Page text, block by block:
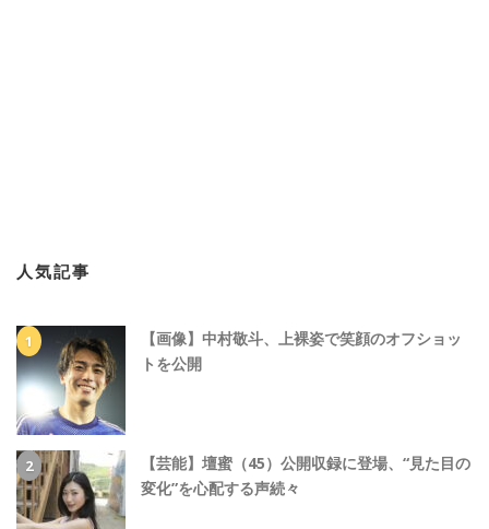
人気記事
【画像】中村敬斗、上裸姿で笑顔のオフショッ
トを公開
【芸能】壇蜜（45）公開収録に登場、“見た目の
変化”を心配する声続々